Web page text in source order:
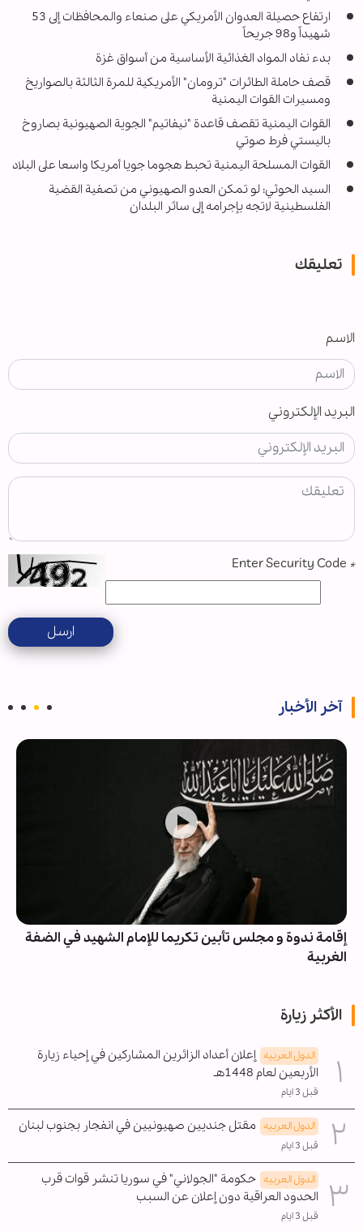
ارتفاع حصيلة العدوان الأمريكي على صنعاء والمحافظات إلى 53
شهيداً و98 جريحاً
بدء نفاد المواد الغذائية الأساسية من أسواق غزة
قصف حاملة الطائرات "ترومان" الأمريكية للمرة الثالثة بالصواريخ
ومسيرات القوات اليمنية
القوات اليمنية تقصف قاعدة "نيفاتيم" الجوية الصهيونية بصاروخ
باليستي فرط صوتي
القوات المسلحة اليمنية تحبط هجوما جويا أمريكا واسعا على البلاد
السيد الحوثي: لو تمكن العدو الصهيوني من تصفية القضية
الفلسطينية لاتجه بإجرامه إلى سائر البلدان
تعليقك
الاسم
البريد الإلكتروني
*
ارسل
آخر الأخبار
إقامة ندوة و مجلس تأبين تكريما للإمام الشهيد في الضفة
الغربية
الأكثر زيارة
الدول العربیه إعلان أعداد الزائرين المشاركين في إحياء زيارة
الأربعين لعام 1448هـ
قبل 3 ايام
الدول العربیه مقتل جنديين صهيونيين في انفجار بجنوب لبنان
قبل 3 ايام
الدول العربیه حكومة "الجولاني" في سوريا تنشر قوات قرب
الحدود العراقية دون إعلان عن السبب
قبل 3 ايام